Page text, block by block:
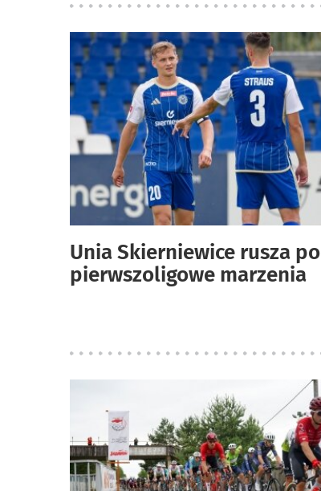
Unia Skierniewice rusza po
pierwszoligowe marzenia